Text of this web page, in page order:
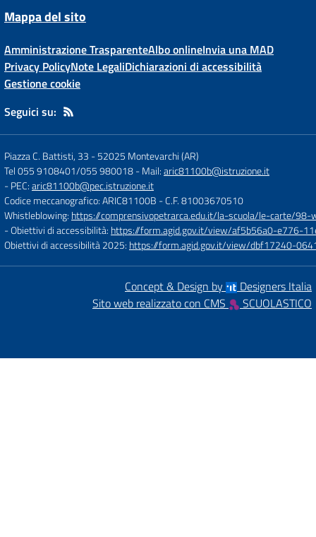
Mappa del sito
Amministrazione TrasparenteAlbo onlineInvia una MAD
Privacy PolicyNote LegaliDichiarazioni di accessibilità
Gestione cookie
Seguici su:
Piazza C. Battisti, 33 -52025 Montevarchi (AR)
Tel 055 9108401/055 980018- Mail:aric81100b@istruzione.it
- PEC:aric81100b@pec.istruzione.it
Codice meccanografico: ARIC81100B - C.F. 81003670510
Whistleblowing: https://comprensivopetrarca.edu.it/la-scuola/le-carte/98-
- Obiettivi di accessibilità: https://form.agid.gov.it/view/af5b56a0-e776-
Obiettivi di accessibilità 2025: https://form.agid.gov.it/view/dbf17240-
Concept & Design by
Designers Italia
Sito web realizzato con CMS
SCUOLASTICO